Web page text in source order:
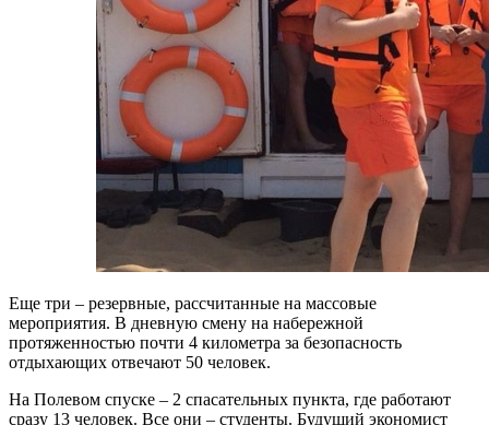
Еще три – резервные, рассчитанные на массовые
мероприятия. В дневную смену на набережной
протяженностью почти 4 километра за безопасность
отдыхающих отвечают 50 человек.
На Полевом спуске – 2 спасательных пункта, где работают
сразу 13 человек. Все они – студенты. Будущий экономист